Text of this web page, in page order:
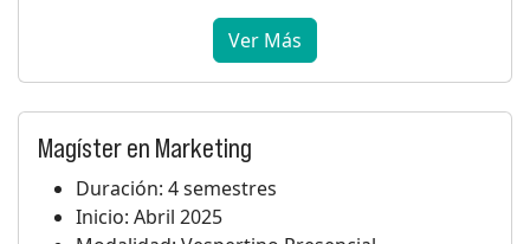
Ver Más
Magíster en Marketing
Duración: 4 semestres
Inicio: Abril 2025